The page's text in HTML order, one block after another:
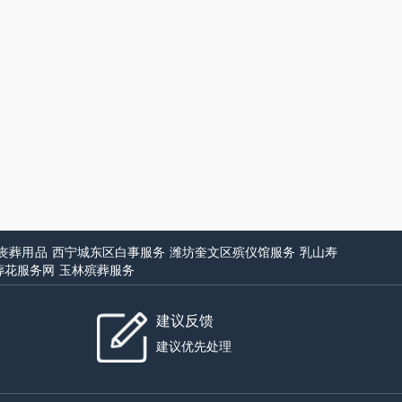
葬用品 西宁城东区白事服务 潍坊奎文区殡仪馆服务 乳山寿
花服务网 玉林殡葬服务
建议反馈
建议优先处理